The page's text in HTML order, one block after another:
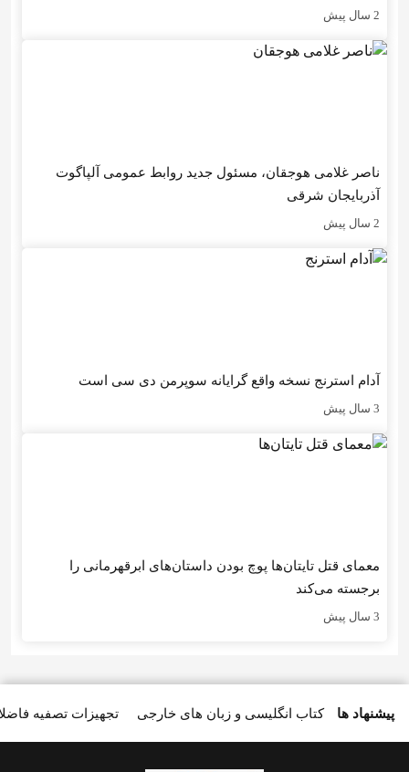
2 سال پیش
ناصر غلامی هوجقان، مسئول جدید روابط عمومی آلپاگوت
آذربایجان شرقی
2 سال پیش
آدام استرنج نسخه واقع گرایانه سوپرمن دی سی است
3 سال پیش
معمای قتل تایتان‌ها پوچ بودن داستان‌های ابرقهرمانی را
برجسته می‌کند
3 سال پیش
پیشنهاد ها تجهیزات تصفیه کتاب انگلیسی و زبان های خارجی